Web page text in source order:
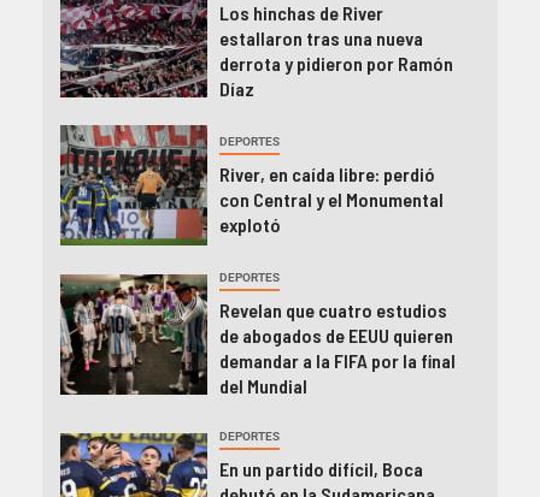
Los hinchas de River
estallaron tras una nueva
derrota y pidieron por Ramón
Díaz
DEPORTES
River, en caída libre: perdió
con Central y el Monumental
explotó
DEPORTES
Revelan que cuatro estudios
de abogados de EEUU quieren
demandar a la FIFA por la final
del Mundial
DEPORTES
En un partido difícil, Boca